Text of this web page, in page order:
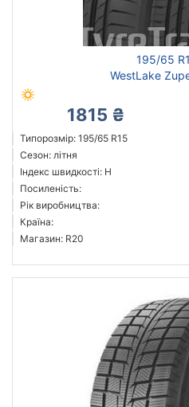
195/65
WestLake
1815 ₴
Типорозмір: 195/65 R15
Сезон: літня
Індекс швидкості: H
Посиленість:
Рік виробництва:
Країна:
Магазин: R20